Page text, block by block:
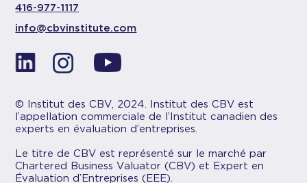
416-977-1117
info@cbvinstitute.com
© Institut des CBV, 2024. Institut des CBV est
l’appellation commerciale de l’Institut canadien des
experts en évaluation d’entreprises.
Le titre de CBV est représenté sur le marché par
Chartered Business Valuator (CBV) et Expert en
Évaluation d’Entreprises (EEE).